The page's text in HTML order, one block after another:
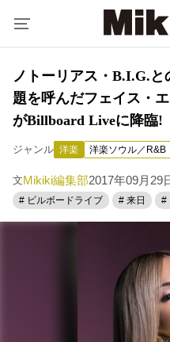
ノトーリアス・B.I.G.
題を呼んだフェイス・
がBillboard Liveに降臨!
ジャンル 洋楽 洋楽ソウル／R&B
文Mikiki編集部2017年09月29
# ビルボードライブ # 来日 #